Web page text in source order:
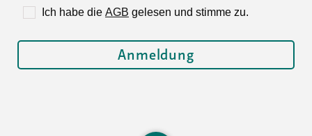
Ich habe die AGB gelesen und stimme zu.